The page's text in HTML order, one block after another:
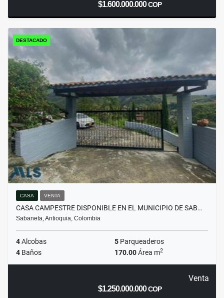
$1.600.000.000COP
DESTACADO
CASA VENTA
CASA CAMPESTRE DISPONIBLE EN EL MUNICIPIO DE SAB…
Sabaneta, Antioquia, Colombia
4Alcobas 5 Parqueaderos
4 Baños 170.00Área m2
Venta
$1.250.000.000COP